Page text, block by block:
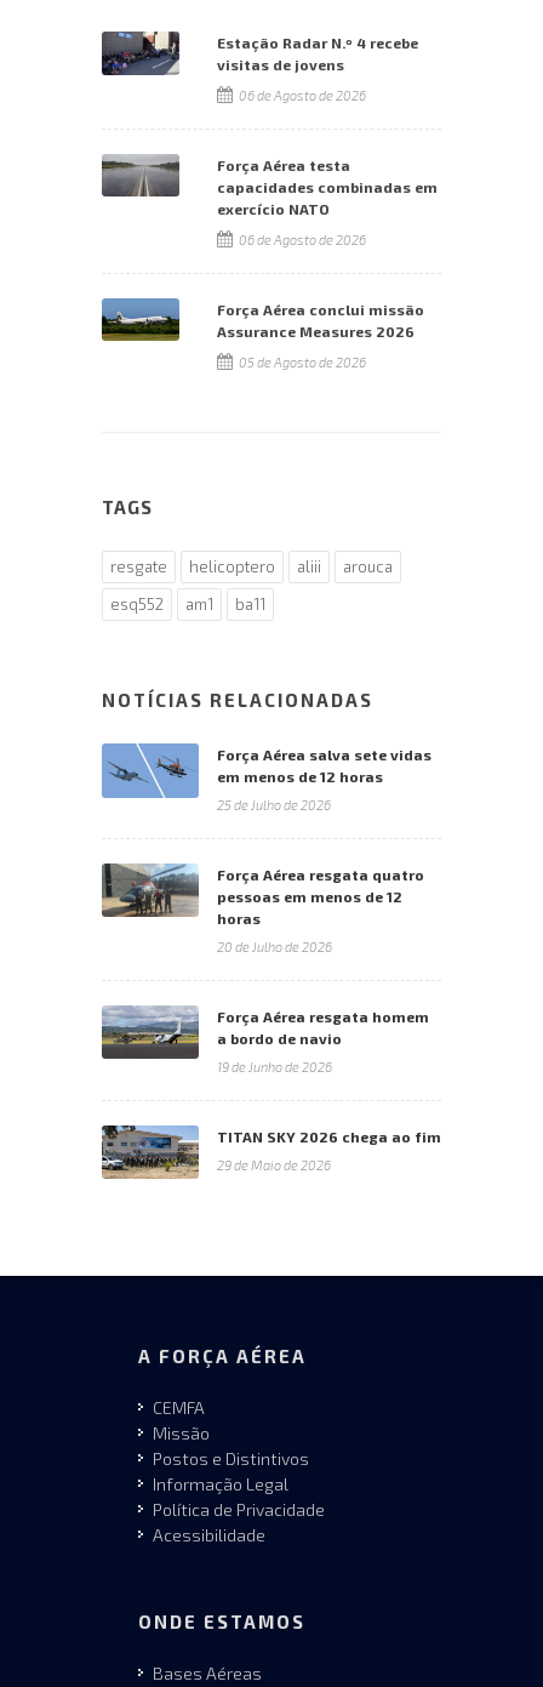
Estação Radar N.º 4 recebe
visitas de jovens
06 de Agosto de 2026
Força Aérea testa
capacidades combinadas em
exercício NATO
06 de Agosto de 2026
Força Aérea conclui missão
Assurance Measures 2026
05 de Agosto de 2026
TAGS
resgate helicoptero aliii
arouca
esq552
am1 ba11
NOTÍCIAS RELACIONADAS
Força Aérea salva sete vidas
em menos de 12 horas
25 de Julho de 2026
Força Aérea resgata quatro
pessoas em menos de 12
horas
20 de Julho de 2026
Força Aérea resgata homem
a bordo de navio
19 de Junho de 2026
TITAN SKY 2026 chega ao fim
29 de Maio de 2026
A FORÇA AÉREA
CEMFA
Missão
Postos e Distintivos
Informação Legal
Política de Privacidade
Acessibilidade
ONDE ESTAMOS
Bases Aéreas